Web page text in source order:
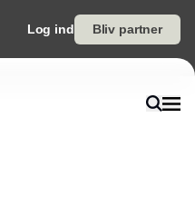
Log ind Bliv partner